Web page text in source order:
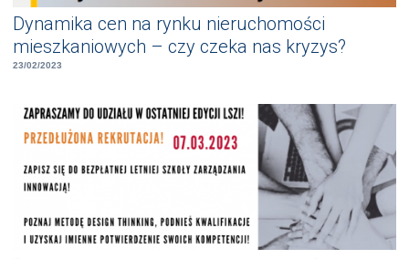
Dynamika cen na rynku nieruchomości
mieszkaniowych – czy czeka nas kryzys?
23/02/2023